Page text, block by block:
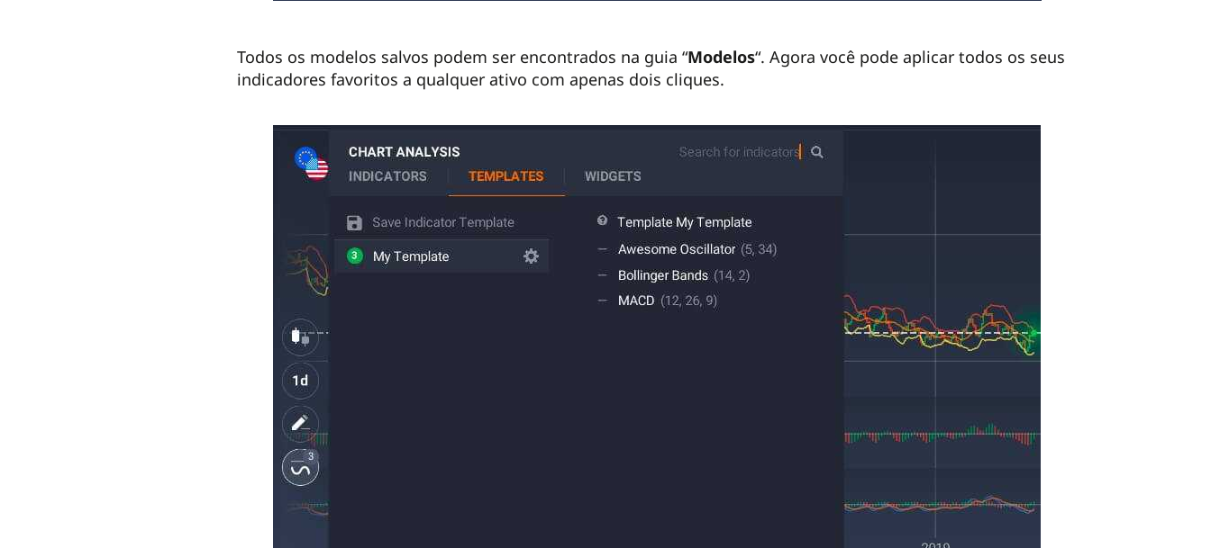
Todos os modelos salvos podem ser encontrados na guia “Modelos“. Agora você pode aplicar todos os seus
indicadores favoritos a qualquer ativo com apenas dois cliques.